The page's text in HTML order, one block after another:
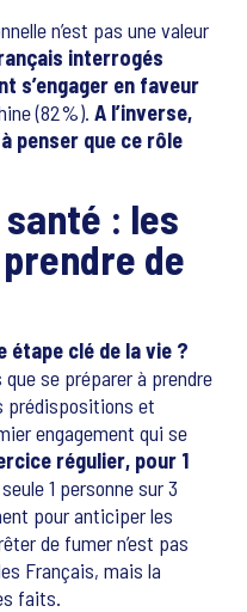
n’est pas une valeur
interrogés
s’engager en faveur
(82%). A l’inverse,
penser que ce rôle
: les
de
clé de la vie ?
se préparer à prendre
prédispositions et
engagement qui se
régulier, pour 1
1 personne sur 3
pour anticiper les
de fumer n’est pas
Français, mais la
faits.